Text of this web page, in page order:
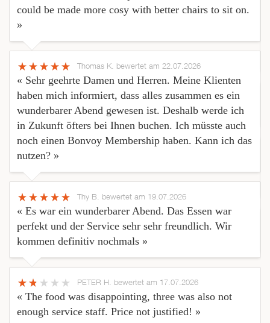
could be made more cosy with better chairs to sit on.
»
Thomas K. bewertet am 22.07.2026
« Sehr geehrte Damen und Herren. Meine Klienten
haben mich informiert, dass alles zusammen es ein
wunderbarer Abend gewesen ist. Deshalb werde ich
in Zukunft öfters bei Ihnen buchen. Ich müsste auch
noch einen Bonvoy Membership haben. Kann ich das
nutzen? »
Thy B. bewertet am 19.07.2026
« Es war ein wunderbarer Abend. Das Essen war
perfekt und der Service sehr sehr freundlich. Wir
kommen definitiv nochmals »
PETER H. bewertet am 17.07.2026
« The food was disappointing, three was also not
enough service staff. Price not justified! »